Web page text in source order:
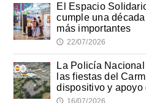
El Espacio
cumple una
más importantes
🕔 22/07/2026
La Policía
las fiestas del
dispositivo y apoyo
🕔